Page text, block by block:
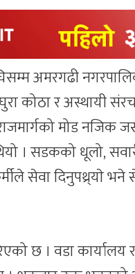
अमरगढी
कोठा र अस्थायी
मोड नजिक
। सडकको धूलो,
सेवा दिनुपथ्र्याे
छ । वडा